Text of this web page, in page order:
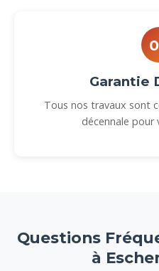
Garantie
Tous nos travaux sont
décennale
Questions
à